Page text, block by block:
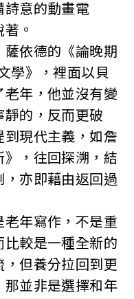
詩意的動畫電
。
薩依德的《論晚期
學》，裡面以貝
老年，他並沒有變
的，反而更破
現代主義，如詹
》，往回探溯，結
，亦即藉由返回過
年寫作，不是重
較是一種全新的
但養分拉回到更
那並非是選擇和年